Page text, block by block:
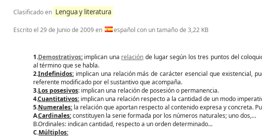
Clasificado en Lengua y literatura
Escrito el 29 de Junio de 2009en español con un tamaño de 3,22 KB
1.Demostrativos: implican una relación de lugar según los tres puntos del
al término que se habla.
2.Indefinidos: implican una relación más de carácter esencial que existencial,
referente modificado por el sustantivo que acompaña.
3.Los posesivos: implican una relación de posesión o permanencia.
4.Cuantitativos: implican una relación respecto a la cantidad de un modo
5.Numerales: la relación que aportan respecto al contenido expresa y concreta.
A.Cardinales:constituyen la serie formada por los números naturales; uno dos,…
B.Ordinales: indican cantidad, respecto a un orden determinado...
C.Múltiplos: